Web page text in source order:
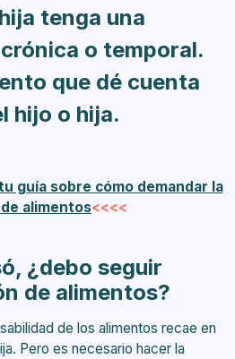
tenga una
o temporal.
que dé cuenta
hijo o hija.
guía sobre cómo demandar la
alimentos<<<<
¿debo seguir
de alimentos?
de los alimentos recae en
Pero es necesario hacer la